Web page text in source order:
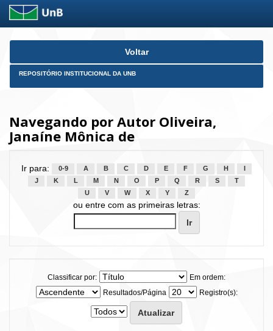
Skip
Voltar
REPOSITÓRIO INSTITUCIONAL DA UNB
Navegando por Autor Oliveira,
Janaíne Mônica de
Ir para: 0-9 A B C D E F G H
J
K L M N O P Q R S
T
U
V W X Y Z
ou entre com as primeiras letras:
Classificar por:
Em ordem:
Resultados/Página
Registro(s):